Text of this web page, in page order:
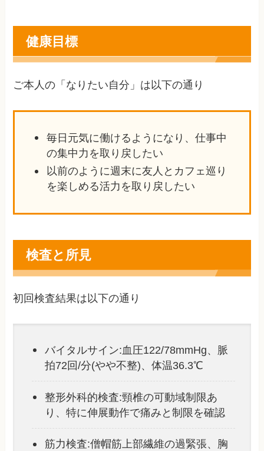
健康目標
ご本人の「なりたい自分」は以下の通り
毎日元気に働けるようになり、仕事中
の集中力を取り戻したい
以前のように週末に友人とカフェ巡り
を楽しめる活力を取り戻したい
検査と所見
初回検査結果は以下の通り
バイタルサイン:血圧122/78mmHg、脈
拍72回/分(やや不整)、体温36.3℃
整形外科的検査:頸椎の可動域制限あ
り、特に伸展動作で痛みと制限を確認
筋力検査:僧帽筋上部繊維の過緊張、胸